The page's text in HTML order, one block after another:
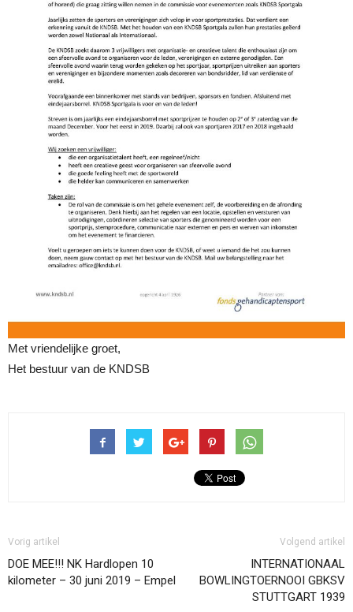
Met vriendelijke groet,
Het bestuur van de KNDSB
Vorig artikel
DOE MEE!!! NK Hardlopen 10
kilometer – 30 juni 2019 – Empel
Volgend artikel
INTERNATIONAAL
BOWLINGTOERNOOI GBKSV
STUTTGART 1939